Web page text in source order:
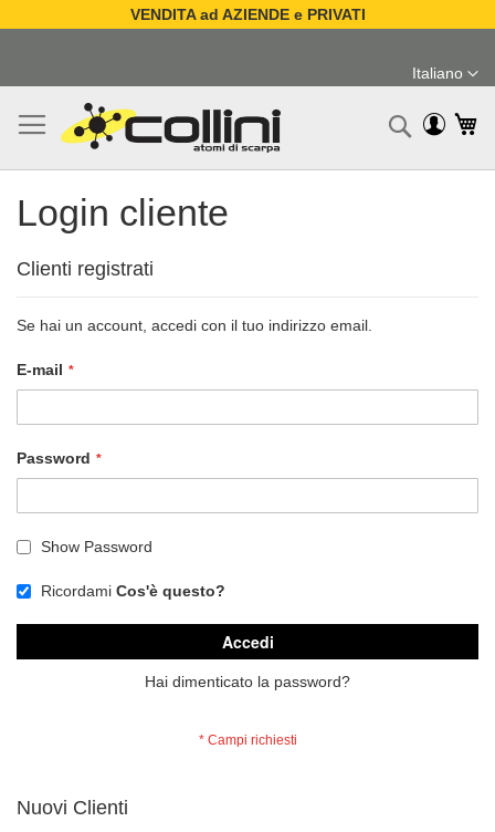
VENDITA ad AZIENDE e PRIVATI
contenuto
Lingua
Italiano
Login cliente
Clienti registrati
Se hai un account, accedi con il tuo indirizzo email.
E-mail
Password
Show Password
Ricordami Cos'è questo?
Accedi
Hai dimenticato la password?
Nuovi Clienti